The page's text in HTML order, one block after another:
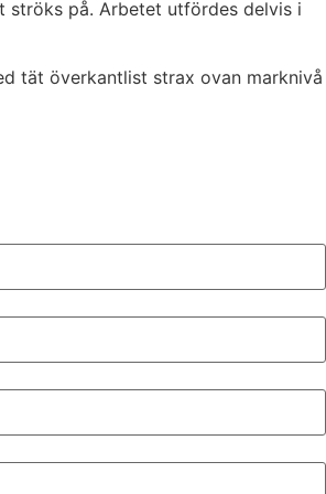
ströks på. Arbetet utfördes delvis i
tät överkantlist strax ovan marknivå